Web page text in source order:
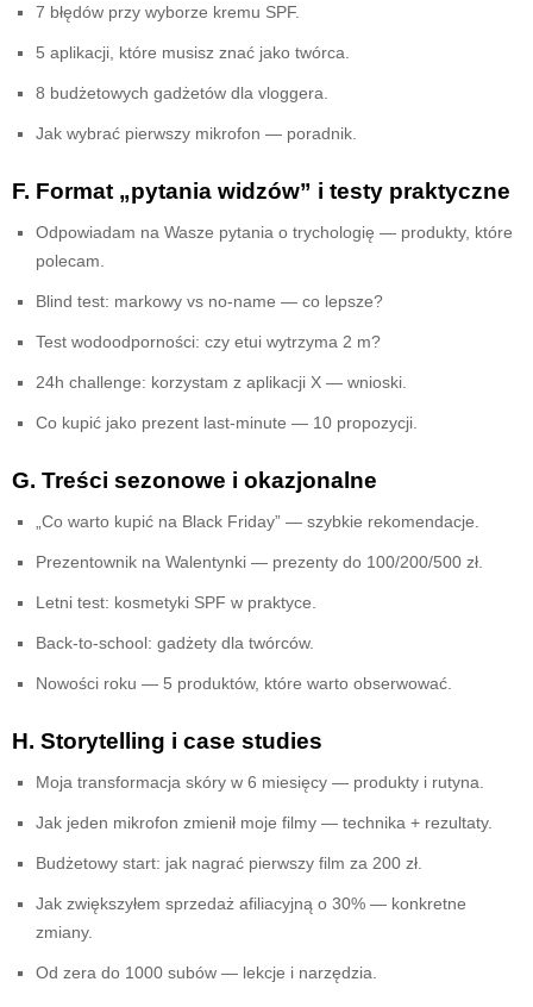
7 błędów przy wyborze kremu SPF.
5 aplikacji, które musisz znać jako twórca.
8 budżetowych gadżetów dla vloggera.
Jak wybrać pierwszy mikrofon — poradnik.
F. Format „pytania widzów” i testy praktyczne
Odpowiadam na Wasze pytania o trychologię — produkty, które
polecam.
Blind test: markowy vs no-name — co lepsze?
Test wodoodporności: czy etui wytrzyma 2 m?
24h challenge: korzystam z aplikacji X — wnioski.
Co kupić jako prezent last-minute — 10 propozycji.
G. Treści sezonowe i okazjonalne
„Co warto kupić na Black Friday” — szybkie rekomendacje.
Prezentownik na Walentynki — prezenty do 100/200/500 zł.
Letni test: kosmetyki SPF w praktyce.
Back-to-school: gadżety dla twórców.
Nowości roku — 5 produktów, które warto obserwować.
H. Storytelling i case studies
Moja transformacja skóry w 6 miesięcy — produkty i rutyna.
Jak jeden mikrofon zmienił moje filmy — technika + rezultaty.
Budżetowy start: jak nagrać pierwszy film za 200 zł.
Jak zwiększyłem sprzedaż afiliacyjną o 30% — konkretne
zmiany.
Od zera do 1000 subów — lekcje i narzędzia.